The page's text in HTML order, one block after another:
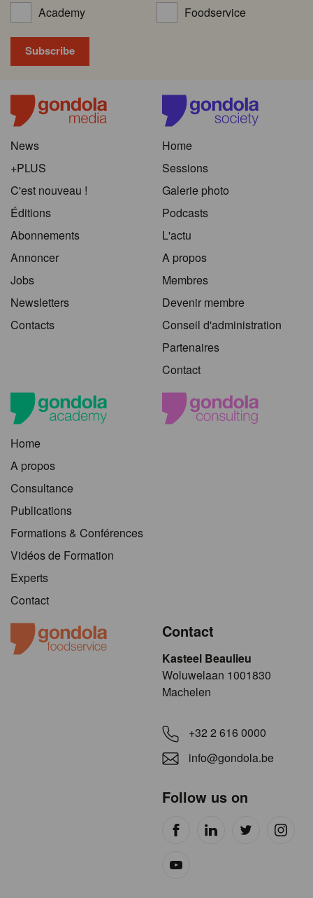
Academy
Foodservice
News
+PLUS
C'est nouveau !
Éditions
Abonnements
Annoncer
Jobs
Newsletters
Contacts
Home
Sessions
Galerie photo
Podcasts
L'actu
A propos
Membres
Devenir membre
Conseil d'administration
Partenaires
Contact
Home
A propos
Consultance
Publications
Formations & Conférences
Vidéos de Formation
Experts
Contact
Contact
Kasteel Beaulieu
​​​Woluwelaan 1001830
Machelen
+32 2 616 0000
info@gondola.be
Follow us on